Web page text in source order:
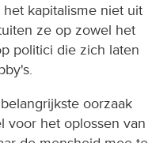
kapitalisme niet uit
ze op zowel het
politici die zich laten
oorzaak
voor het oplossen van